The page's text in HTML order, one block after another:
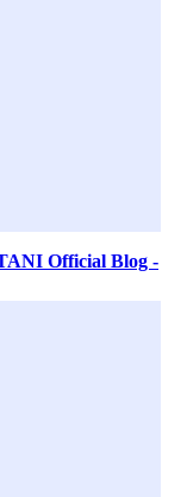
Official Blog -